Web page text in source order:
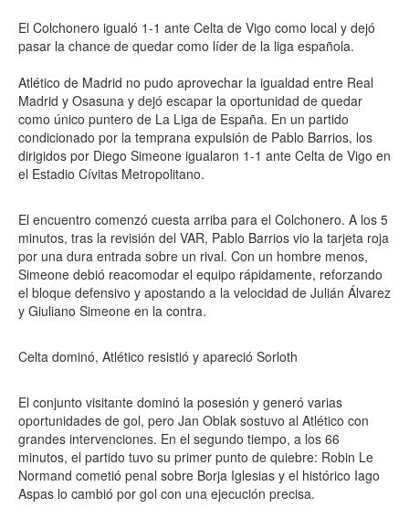
El Colchonero igualó 1-1 ante Celta de Vigo como local y dejó
pasar la chance de quedar como líder de la liga española.
Atlético de Madrid no pudo aprovechar la igualdad entre Real
Madrid y Osasuna y dejó escapar la oportunidad de quedar
como único puntero de La Liga de España. En un partido
condicionado por la temprana expulsión de Pablo Barrios, los
dirigidos por Diego Simeone igualaron 1-1 ante Celta de Vigo en
el Estadio Cívitas Metropolitano.
El encuentro comenzó cuesta arriba para el Colchonero. A los 5
minutos, tras la revisión del VAR, Pablo Barrios vio la tarjeta roja
por una dura entrada sobre un rival. Con un hombre menos,
Simeone debió reacomodar el equipo rápidamente, reforzando
el bloque defensivo y apostando a la velocidad de Julián Álvarez
y Giuliano Simeone en la contra.
Celta dominó, Atlético resistió y apareció Sorloth
El conjunto visitante dominó la posesión y generó varias
oportunidades de gol, pero Jan Oblak sostuvo al Atlético con
grandes intervenciones. En el segundo tiempo, a los 66
minutos, el partido tuvo su primer punto de quiebre: Robin Le
Normand cometió penal sobre Borja Iglesias y el histórico Iago
Aspas lo cambió por gol con una ejecución precisa.